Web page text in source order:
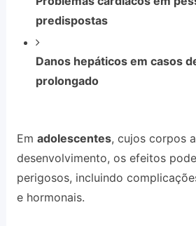
predispostas
Danos hepáticos em casos
prolongado
Em adolescentes, cujos corpos
desenvolvimento, os efeitos
perigosos, incluindo
e hormonais.